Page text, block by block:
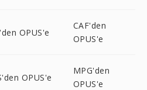
OPUS'e
CAF'den
OPUS'e
OPUS'e
MPG'den
OPUS'e